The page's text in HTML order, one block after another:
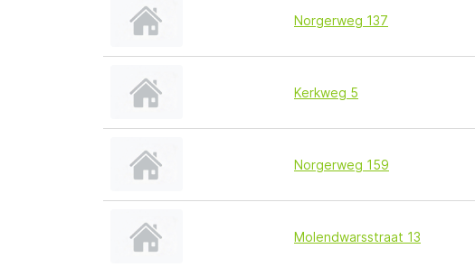
Norgerweg 137
Kerkweg 5
Norgerweg 159
Molendwarsstraat 13